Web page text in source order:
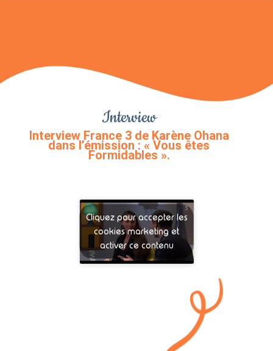
Interview
Interview France 3 de Karène Ohana
dans l’émission : « Vous êtes
Formidables ».
Cliquez pour accepter les
cookies marketing et
activer ce contenu